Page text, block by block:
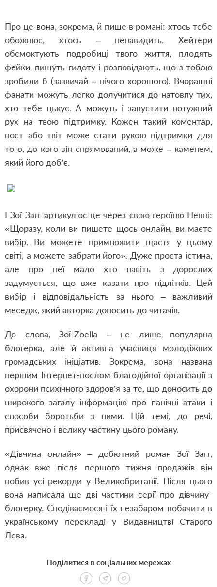
Про це вона, зокрема, й пише в романі: хтось тебе
обожнює, хтось – ненавидить. Хейтери
обсмоктують подробиці твого життя, плодять
фейки, пишуть гидоту і розповідають, що з тобою
зробили б (зазвичай – нічого хорошого). Вчорашні
фанати можуть легко долучитися до натовпу тих,
хто тебе цькує. А можуть і запустити потужний
рух на твою підтримку. Кожен такий коментар,
пост або твіт може стати рукою підтримки для
того, до кого він спрямований, а може – каменем,
який його доб’є.
І Зої Загг артикулює це через свою героїню Пенні:
«Щоразу, коли ви пишете щось онлайн, ви маєте
вибір. Ви можете примножити щастя у цьому
світі, а можете забрати його». Дуже проста істина,
але про неї мало хто навіть з дорослих
задумується, що вже казати про підлітків. Цей
вибір і відповідальність за нього – важливий
меседж, який авторка доносить до читачів.
До слова, Зої-Zoella – не лише популярна
блогерка, але й активна учасниця молодіжних
громадських ініціатив. Зокрема, вона названа
першим Інтернет-послом благодійної організації з
охорони психічного здоров’я за те, що доносить до
широкого загалу інформацію про панічні атаки і
способи боротьби з ними. Цій темі, до речі,
присвячено і велику частину цього роману.
«Дівчина онлайн» – дебютний роман Зої Загг,
однак вже після першого тижня продажів він
побив усі рекорди у Великобританії. Після цього
вона написала ще дві частини серії про дівчину-
блогерку. Сподіваємося і їх незабаром побачити в
українському перекладі у Видавництві Старого
Лева.
Поділитися в соціальних мережах